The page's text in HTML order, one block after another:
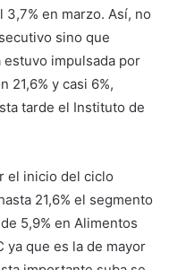
en marzo. Así, no
sino que
estuvo impulsada por
21,6% y casi 6%,
tarde el Instituto de
el inicio del ciclo
21,6% el segmento
5,9% en Alimentos
ya que es la de mayor